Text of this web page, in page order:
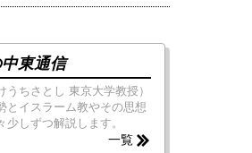
東通信
うちさとし 東京大学教授）
とイスラーム教やその思想
少しずつ解説します。
一覧